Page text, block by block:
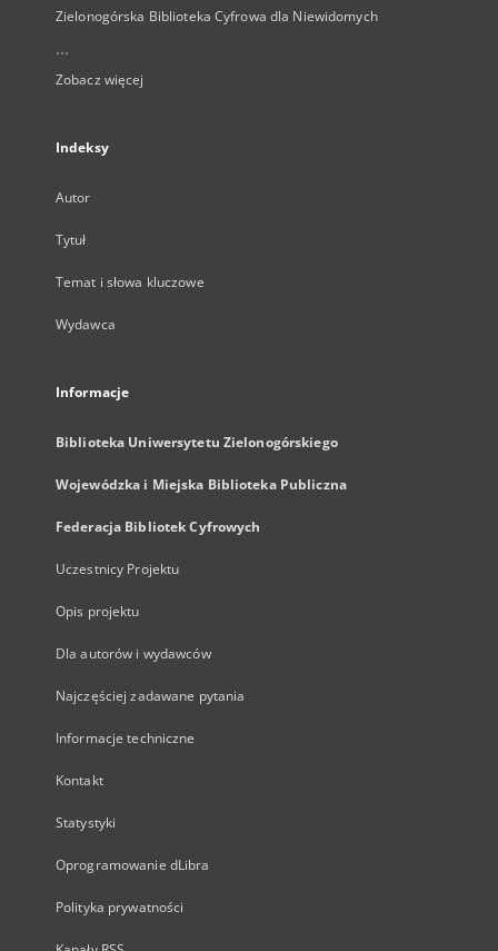
Zielonogórska Biblioteka Cyfrowa dla Niewidomych
...
Zobacz więcej
Indeksy
Autor
Tytuł
Temat i słowa kluczowe
Wydawca
Informacje
Biblioteka Uniwersytetu Zielonogórskiego
Wojewódzka i Miejska Biblioteka Publiczna
Federacja Bibliotek Cyfrowych
Uczestnicy Projektu
Opis projektu
Dla autorów i wydawców
Najczęściej zadawane pytania
Informacje techniczne
Kontakt
Statystyki
Oprogramowanie dLibra
Polityka prywatności